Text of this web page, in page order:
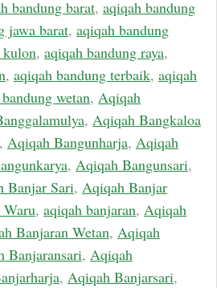
bandung barat, aqiqah bandung
jawa barat, aqiqah bandung
kulon, aqiqah bandung raya,
, aqiqah bandung terbaik, aqiqah
wetan, Aqiqah
, Aqiqah Bangkaloa
, Aqiqah Bangunharja, Aqiqah
, Aqiqah Bangunsari,
Banjar Sari, Aqiqah Banjar
, aqiqah banjaran, Aqiqah
Banjaran Wetan, Aqiqah
Banjaransari, Aqiqah
, Aqiqah Banjarsari,